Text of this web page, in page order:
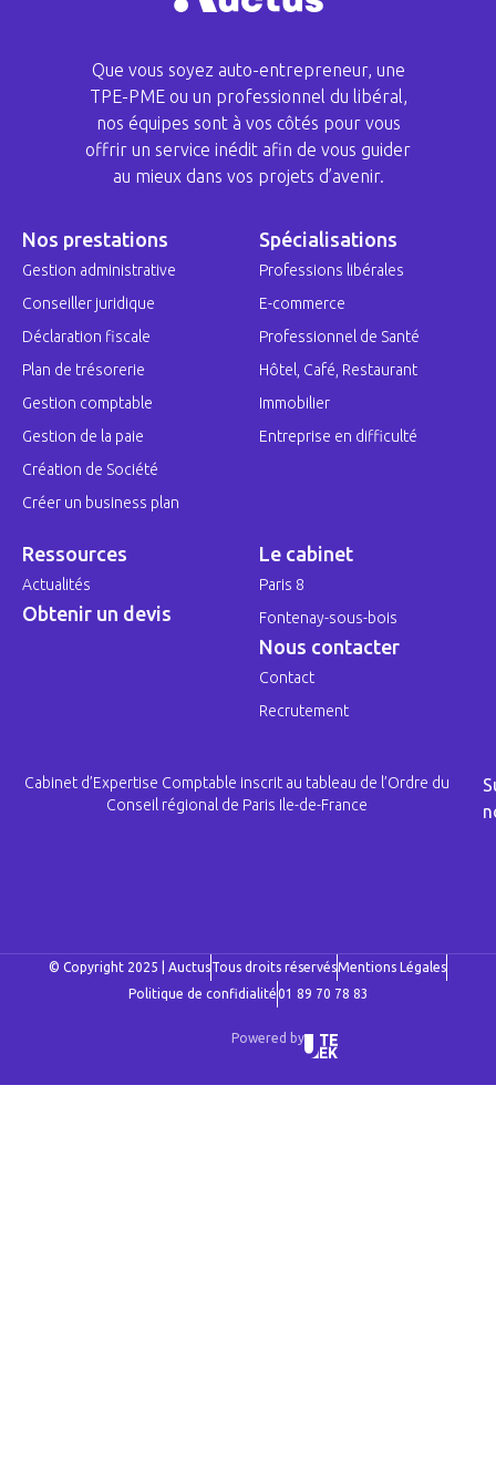
Que vous soyez auto-entrepreneur, une
TPE-PME ou un professionnel du libéral,
nos équipes sont à vos côtés pour vous
offrir un service inédit afin de vous guider
au mieux dans vos projets d’avenir.
Nos prestations
Gestion administrative
Conseiller juridique
Déclaration fiscale
Plan de trésorerie
Gestion comptable
Gestion de la paie
Création de Société
Créer un business plan
Spécialisations
Professions libérales
E-commerce
Professionnel de Santé
Hôtel, Café, Restaurant
Immobilier
Entreprise en difficulté
Ressources
Actualités
Obtenir un devis
Le cabinet
Paris 8
Fontenay-sous-bois
Nous contacter
Contact
Recrutement
Cabinet d’Expertise Comptable inscrit au tableau de l’Ordre du
Conseil régional de Paris Ile-de-France
© Copyright 2025 | AuctusTous droits réservésMentions Légales
Politique de confidialité01 89 70 78 83
Powered by